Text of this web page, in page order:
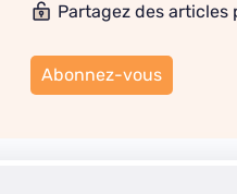
Partagez des
Abonnez-vous